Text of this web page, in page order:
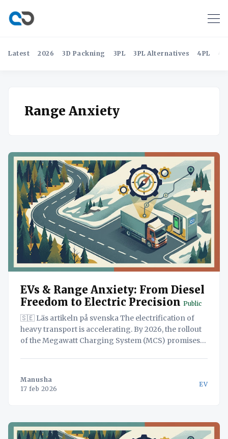
Latest 2026 3D Packning 3PL 3PL Alternatives 4PL
Range Anxiety
EVs & Range Anxiety: From Diesel
Freedom to Electric Precision Public
🇸🇪 Läs artikeln på svenska The electrification of
heavy transport is accelerating. By 2026, the rollout
of the Megawatt Charging System (MCS) promises
"Range Anxiety." It is
Manusha
17 feb 2026
EV